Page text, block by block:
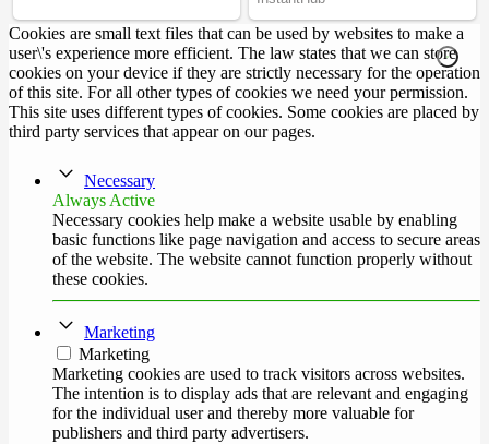
Cookies are small text files that can be used by websites to make a
user\'s experience more efficient. The law states that we can store
cookies on your device if they are strictly necessary for the operation
of this site. For all other types of cookies we need your permission.
This site uses different types of cookies. Some cookies are placed by
third party services that appear on our pages.
Necessary
Always Active
Necessary cookies help make a website usable by enabling
basic functions like page navigation and access to secure areas
of the website. The website cannot function properly without
these cookies.
Marketing
Marketing
Marketing cookies are used to track visitors across websites.
The intention is to display ads that are relevant and engaging
for the individual user and thereby more valuable for
publishers and third party advertisers.